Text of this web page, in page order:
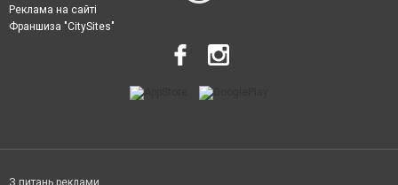
Реклама на сайті
Франшиза "CitySites"
З питань реклами